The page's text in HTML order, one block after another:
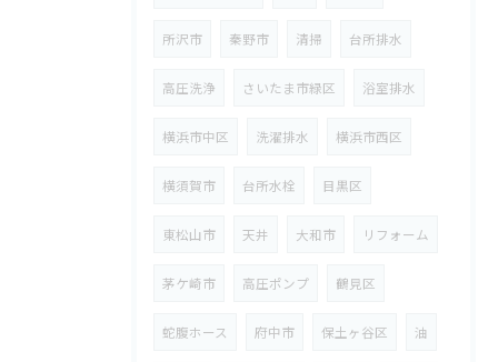
所沢市 秦野市 清掃 台所排水
高圧洗浄 さいたま市緑区 浴室排水
横浜市中区 洗濯排水 横浜市西区
横須賀市 台所水栓 目黒区
東松山市 天井 大和市 リフォーム
茅ケ崎市 高圧ポンプ 鶴見区
蛇腹ホース 府中市 保土ヶ谷区 油